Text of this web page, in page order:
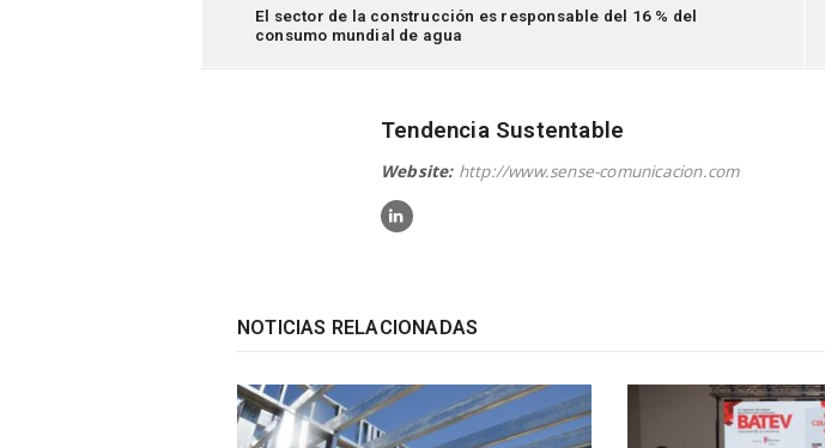
El sector de la construcción es responsable del 16 % del
consumo mundial de agua
Tendencia Sustentable
Website: http://www.sense-comunicacion.com
NOTICIAS RELACIONADAS